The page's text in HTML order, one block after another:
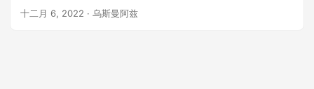
十二月 6, 2022 · 乌斯曼阿兹